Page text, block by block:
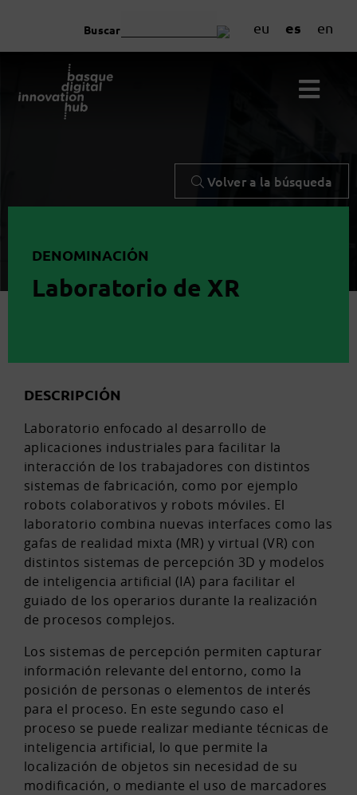
eu es en
Buscar
Volver a la búsqueda
DENOMINACIÓN
Laboratorio de XR
DESCRIPCIÓN
Laboratorio enfocado al desarrollo de
aplicaciones industriales para facilitar la
interacción de los trabajadores con distintos
sistemas de fabricación, como por ejemplo
robots colaborativos y robots móviles. El
laboratorio combina nuevas interfaces como las
gafas de realidad mixta (MR) y virtual (VR) con
distintos sistemas de percepción 3D y modelos
de inteligencia artificial (IA) para facilitar el
guiado de los operarios durante la realización
de procesos complejos.
Los sistemas de percepción permiten capturar
información relevante del entorno, como la
posición de personas o elementos de interés
para el proceso. En este segundo caso el
proceso se puede realizar mediante técnicas de
inteligencia artificial, lo que permite la
localización de objetos sin necesidad de su
modificación, o mediante el uso de marcadores